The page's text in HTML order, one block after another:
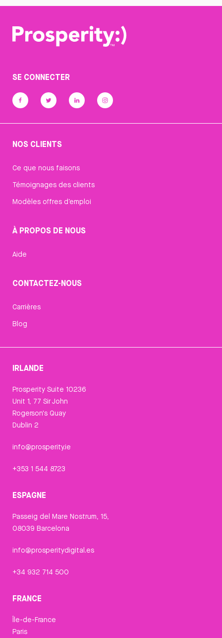
SE CONNECTER
NOS CLIENTS
Ce que nous faisons
Témoignages des clients
Modèles offres d’emploi
À PROPOS DE NOUS
Aide
CONTACTEZ-NOUS
Carrières
Blog
IRLANDE
Prosperity Suite 10236
Unit 1, 77 Sir John
Rogerson's Quay
Dublin 2
info@prosperity.ie
+353 1 544 8723
ESPAGNE
Passeig del Mare Nostrum, 15,
08039 Barcelona
info@prosperitydigital.es
+34 932 714 500
FRANCE
Île-de-France
Paris